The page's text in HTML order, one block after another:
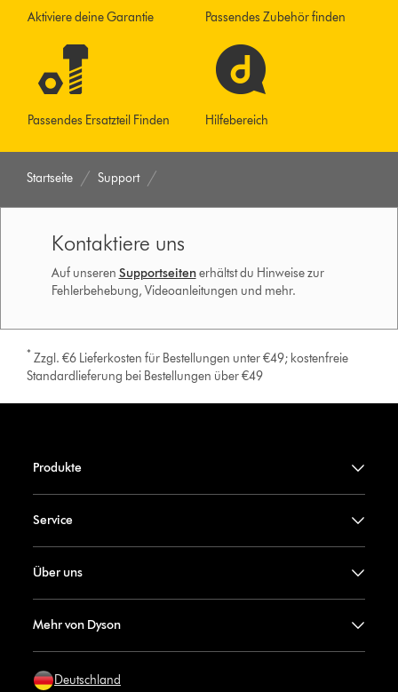
Aktiviere deine Garantie Passendes Zubehör finden
Passendes Ersatzteil Finden Hilfebereich
Startseite Support
Kontaktiere uns
Auf unseren Supportseiten erhältst du Hinweise zur
Fehlerbehebung, Videoanleitungen und mehr.
* Zzgl. €6 Lieferkosten für Bestellungen unter €49; kostenfreie
Standardlieferung bei Bestellungen über €49
Produkte
Service
Über uns
Mehr von Dyson
Deutschland